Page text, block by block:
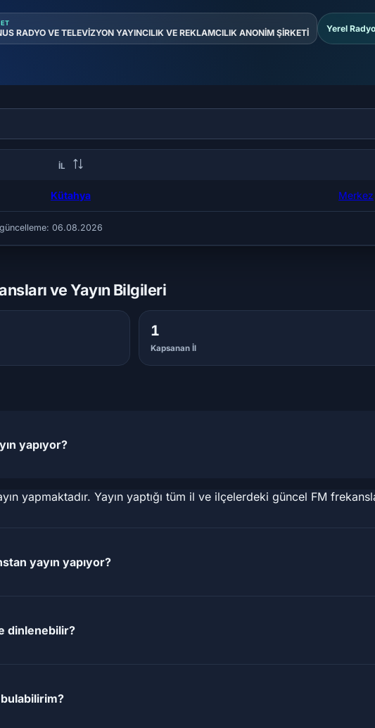
RADYO VE TELEVİZYON YAYINCILIK VE REKLAMCILIK ANONİM ŞİRKETİ Yerel
İL
Kütahya Merkez
06.08.2026
ve Yayın Bilgileri
1
Kapsanan İl
yapıyor?
yapmaktadır. Yayın yaptığı tüm il ve ilçelerdeki güncel FM
yayın yapıyor?
dinlenebilir?
bulabilirim?